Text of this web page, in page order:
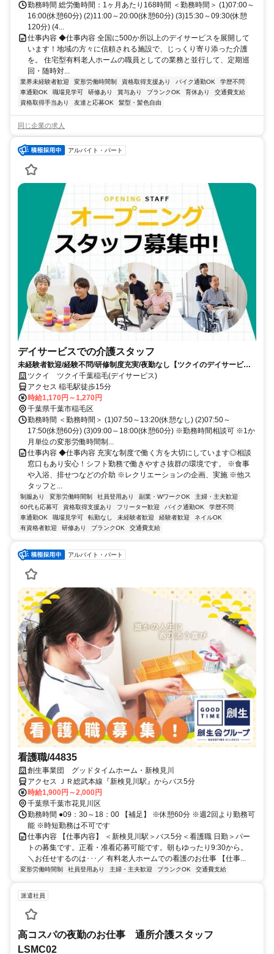
下車徒歩約2分
勤務時間 総労働時間：1ヶ月あたり168時間 ＜勤務時間＞ (1)07:00～
16:00(休憩60分) (2)11:00～20:00(休憩60分) (3)15:30～09:30(休憩
120分) (4...
仕事内容 ◆仕事内容 全国に500か所以上のデイサービスを展開して
います！地域の方々に信頼される施設で、じっくり寄り添った介護
を。 住宅型有料老人ホームの職員としての業務と並行して、定期巡
回・随時対...
業界未経験者歓迎 変形労働時間制 資格取得支援あり バイク通勤OK
学歴不問
車通勤OK
職場見学可 研修あり 賞与あり ブランクOK 育休あり
交通費支給
資格取得手当あり
友達と応募OK 髪型・髪色自由
同じ企業の求人
アルバイト・パート
デイサービスでの介護スタッフ
未経験者歓迎/経験不問/研修制度充実/夜勤なし【ツクイのデイサービス/
介護スタッフ求人】
ツクイ ツクイ千葉稲毛(デイサービス)
アクセス 稲毛駅徒歩15分
時給1,170円～1,270円
千葉県千葉市稲毛区
勤務時間 ＜勤務時間＞ (1)07:50～13:20(休憩なし) (2)07:50～
17:50(休憩60分) (3)09:00～18:00(休憩60分) ※勤務時間相談可 ※1か
月単位の変形労働時間制...
仕事内容 ◆仕事内容 充実な制度で働く方を大切にしています◎相談
窓口もあり安心！シフト勤務で働きやすさ抜群の環境です。 ※食事
や入浴、排せつなどの介助 ※レクリエーションの企画、実施 ※他ス
タッフと...
制服あり 変形労働時間制 社員登用あり 副業・WワークOK
主婦・主夫歓迎
60代も応募可
資格取得支援あり フリーター歓迎 バイク通勤OK
学歴不問
車通勤OK
職場見学可 転勤なし 未経験者歓迎 経験者歓迎
ネイルOK
有資格者歓迎
研修あり ブランクOK 交通費支給
アルバイト・パート
看護職/44835
創生事業団 グッドタイムホーム・新検見川
アクセス ＪＲ総武本線『新検見川駅』からバス5分
時給1,900円～2,000円
千葉県千葉市花見川区
勤務時間 ●09：30～18：00 【補足】 ※休憩60分 ※週2回より勤務可
能 ※時短勤務は不可です
仕事内容 【仕事内容】 ＜新検見川駅＞バス5分＜看護職 日勤＞パー
トの募集です。正看・准看応募可能です。朝もゆったり9:30から。
＼お任せするのは･･･／ 有料老人ホームでの看護のお仕事 【仕事...
変形労働時間制 社員登用あり 主婦・主夫歓迎 ブランクOK 交通費支給
派遣社員
高コスパの夜勤のお仕事 通所介護スタッフ
LSMC02